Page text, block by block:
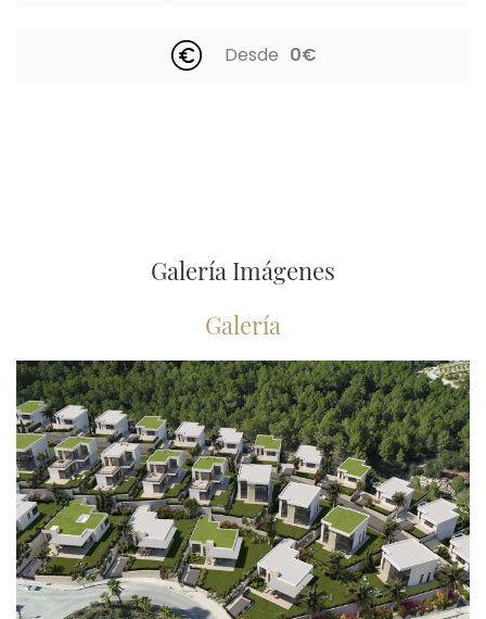
Desde 0€
Galería Imágenes
Galería
Imagen